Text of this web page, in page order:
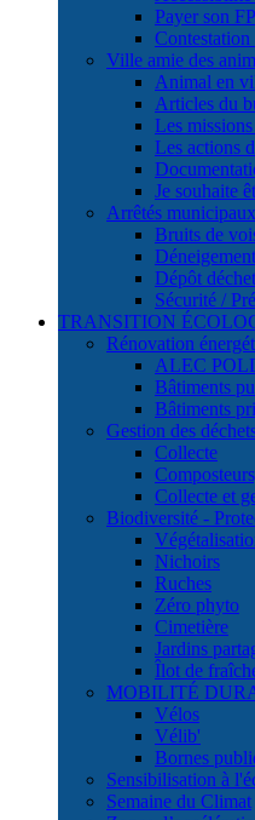
Payer son
Contestation
Ville amie des
Animal en
Articles du
Les
Les actions
Je souhaite
Arrêtés municipaux
Bruits de
Dépôt
Sécurité /
TRANSITION
Rénovation
ALEC
Bâtiments
Bâtiments
Gestion des
Collecte
Collecte et
Biodiversité -
Nichoirs
Ruches
Zéro phyto
Cimetière
Jardins
Îlot de
MOBILITÉ
Vélos
Vélib'
Bornes
Sensibilisation à
Semaine du Climat